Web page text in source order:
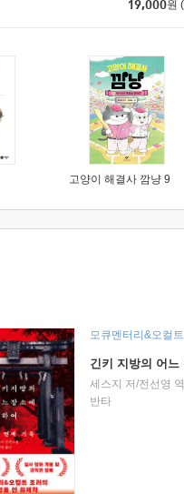
19,000원
고양이 해결사 깜냥 9
모큐멘터리&오컬
긴키 지방의 어
세스지 저/전선영 역
반타